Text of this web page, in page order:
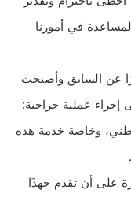
في أمورنا
عن السابق وأصبحت
إجراء عملية جراحية:
وخاصة خدمة هذه
على أن تقدم جهدًا